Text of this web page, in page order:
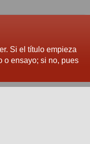
Si el título empieza
o ensayo; si no, pues